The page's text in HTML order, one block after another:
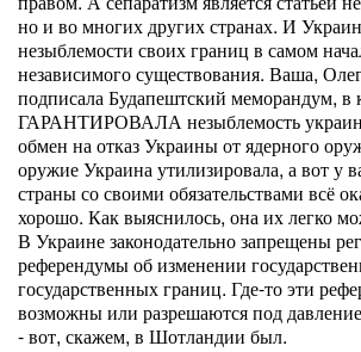
но и во многих других странах. И
незыблемости своих границ в самом
независимого существования. Ваша,
подписала Будапештский меморандум, в
ГАРАНТИРОВАЛА незыблемость
обмен на отказ Украины от ядерного
оружие Украина утилизировала, а вот у
страны со своими обязательствами всё
хорошо. Как выяснилось, она их легко
В Украине законодательно запрещены
референдумы об изменении
государственных границ. Где-то эти
возможны или разрешаются под
- вот, скажем, в Шотландии был.